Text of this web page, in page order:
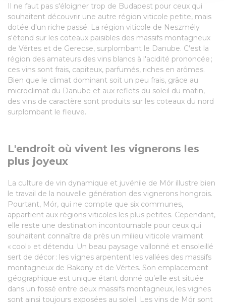
provide social media features and to analyse our traffic.
We also share information about your use of our site with
our social media, advertising and analytics partners who
may combine it with other information that you’ve
provided to them or that they’ve collected from your use
of their services.
Il ne faut pas s'éloigner trop de Budapest pour ceux qui
souhaitent découvrir une autre région viticole petite, mais
dotée d'un riche passé. La région viticole de Neszmély
s'étend sur les coteaux paisibles des massifs montagneux
de Vértes et de Gerecse, surplombant le Danube. C'est la
région des amateurs des vins blancs à l'acidité prononcée ;
ces vins sont frais, capiteux, parfumés, riches en arômes.
Bien que le climat dominant soit un peu frais, grâce au
microclimat du Danube et aux reflets du soleil du matin,
des vins de caractère sont produits sur les coteaux du nord
surplombant le fleuve.
L'endroit où vivent les vignerons les
plus joyeux
La culture de vin dynamique et juvénile de Mór illustre bien
le travail de la nouvelle génération des vignerons hongrois.
Pourtant, Mór, qui ne compte que six communes,
appartient aux régions viticoles les plus petites. Cependant,
elle reste une destination incontournable pour ceux qui
souhaitent connaître de près un milieu viticole vraiment
« cool » et détendu. Un beau paysage vallonné et ensoleillé
sert de décor : les vignes arpentent les vallées des massifs
montagneux de Bakony et de Vértes. Son emplacement
géographique est unique étant donné qu’elle est située
dans un fossé entre deux massifs montagneux, les vignes
sont ainsi toujours exposées au soleil. Les vins de Mór sont